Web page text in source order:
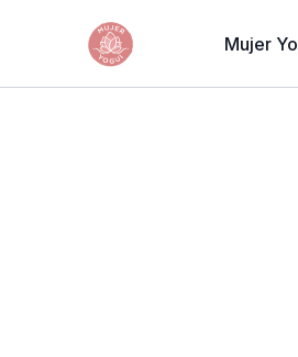
Mujer